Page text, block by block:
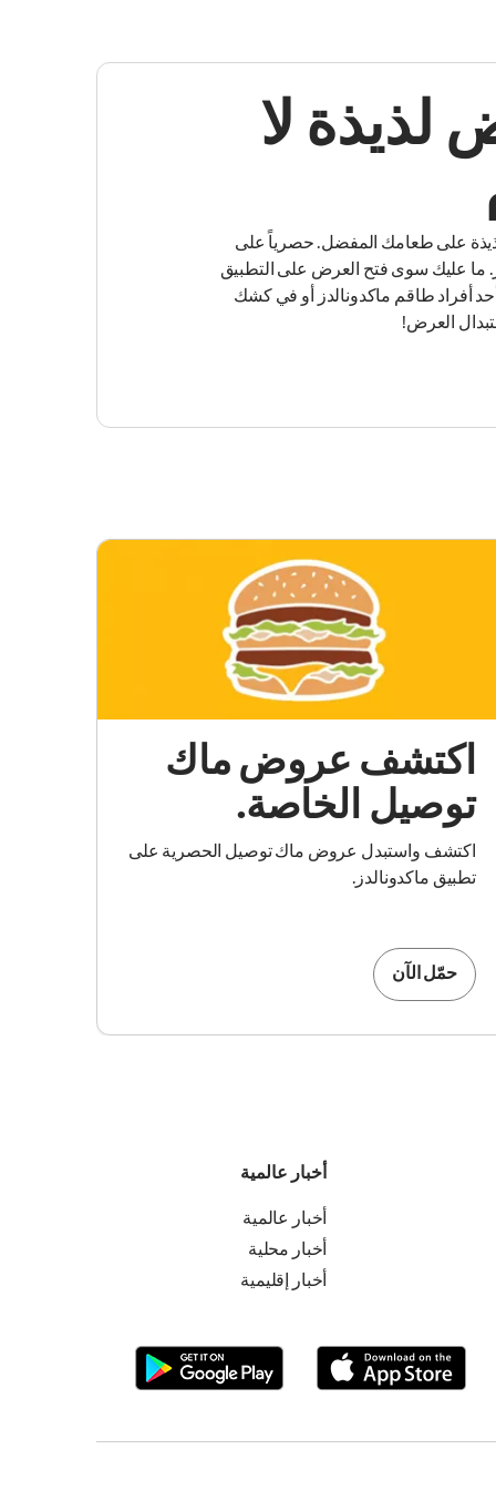
لذيذة لا
على طعامك المفضل. حصرياً على
ما عليك سوى فتح العرض على التطبيق
أفراد طاقم ماكدونالدز أو في كشك
العرض!
اكتشف عروض ماك
توصيل الخاصة.
اكتشف واستبدل عروض ماك توصيل الحصرية على
تطبيق ماكدونالدز.
حمّل الآن
أخبار عالمية
أخبار عالمية
أخبار محلية
أخبار إقليمية